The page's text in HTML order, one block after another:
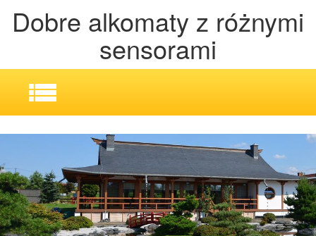
Dobre alkomaty z różnymi
sensorami